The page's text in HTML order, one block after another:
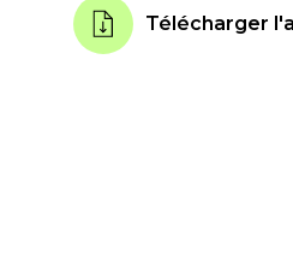
Télécharger